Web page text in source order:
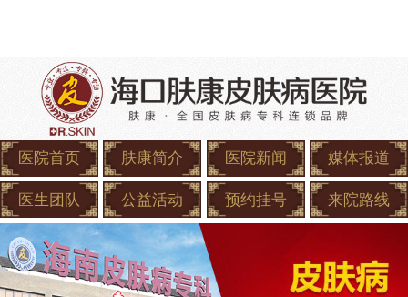
医院首页 肤康简介 医院新闻 媒体报道
医生团队 公益活动 预约挂号 来院路线